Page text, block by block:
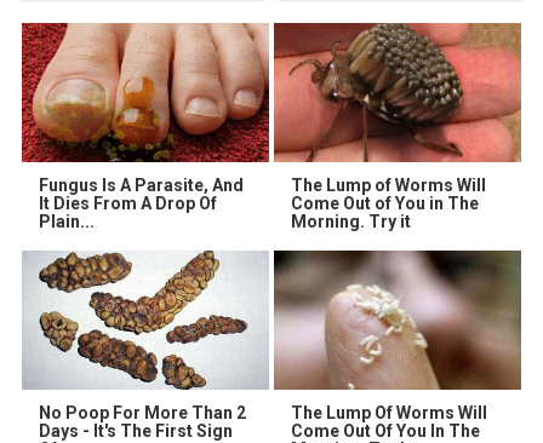
Fungus Is A Parasite, And
It Dies From A Drop Of
Plain...
The Lump of Worms Will
Come Out of You in The
Morning. Try it
No Poop For More Than 2
Days - It's The First Sign
The Lump Of Worms Will
Come Out Of You In The